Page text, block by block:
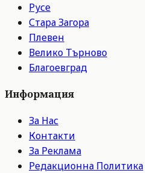
Русе
Стара Загора
Плевен
Велико Търново
Благоевград
Информация
За Нас
Контакти
За Реклама
Редакционна Политика